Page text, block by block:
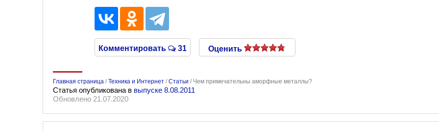
Комментировать 31 Оценить
Главная страница /Техника и Интернет /Статьи / Чем примечательны аморфные металлы?
Статья опубликована в выпуске 8.08.2011
Обновлено 21.07.2020